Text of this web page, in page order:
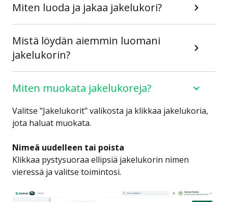
Miten luoda ja jakaa jakelukori?
Mistä löydän aiemmin luomani
jakelukorin?
Miten muokata jakelukoreja?
Valitse "Jakelukorit" valikosta ja klikkaa jakelukoria,
jota haluat muokata.
Nimeä uudelleen tai poista
Klikkaa pystysuoraa ellipsiä jakelukorin nimen
vieressä ja valitse toimintosi.